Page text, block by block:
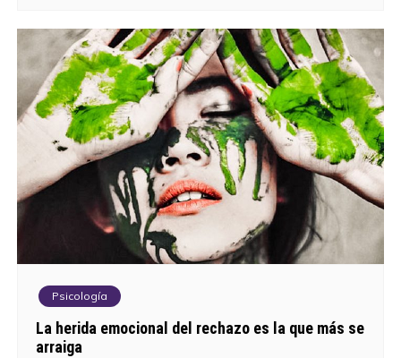
e
e
n
t
r
a
d
Psicología
La herida emocional del rechazo es la que más se
arraiga